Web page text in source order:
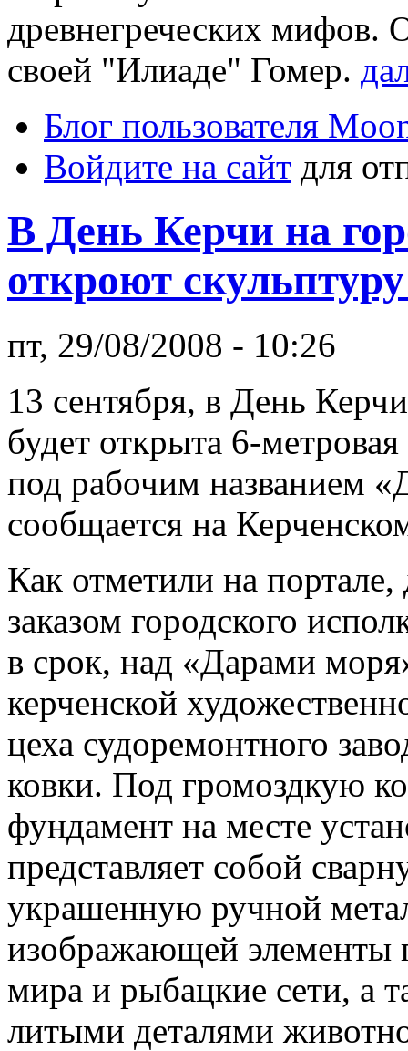
древнегреческих мифов.
своей "Илиаде" Гомер.
Блог пользователя
Войдите на сайт для
В День Керчи на
откроют
пт, 29/08/2008 - 10:26
13 сентября, в День
будет открыта 6-
под рабочим названием
сообщается на
Как отметили на портале,
заказом городского
в срок, над «Дарами
керченской
цеха судоремонтного
ковки. Под громоздкую
фундамент на месте
представляет собой
украшенную ручной
изображающей элементы
мира и рыбацкие сети, а
литыми деталями